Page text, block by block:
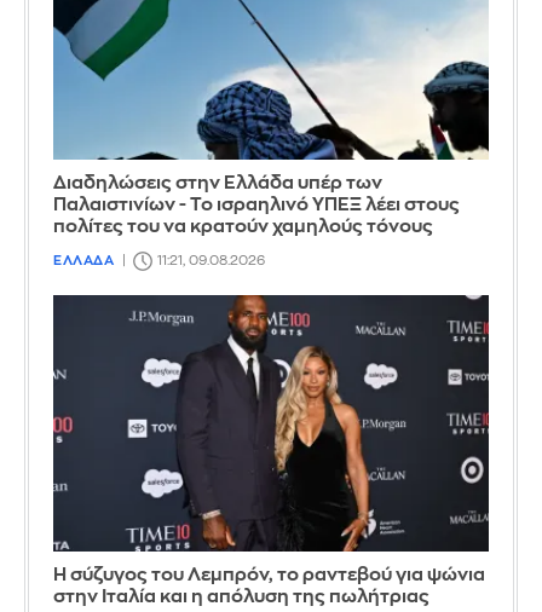
Διαδηλώσεις στην Ελλάδα υπέρ των
Παλαιστινίων - Το ισραηλινό ΥΠΕΞ λέει στους
πολίτες του να κρατούν χαμηλούς τόνους
ΕΛΛΑΔΑ 11:21, 09.08.2026
Η σύζυγος του Λεμπρόν, το ραντεβού για ψώνια
στην Ιταλία και η απόλυση της πωλήτριας